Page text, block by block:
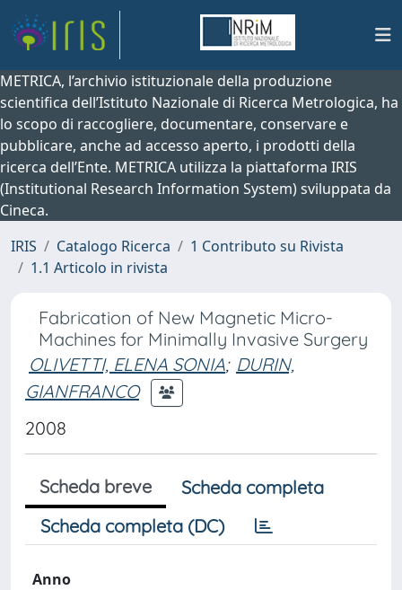
METRICA, l’archivio istituzionale della produzione
scientifica dell’Istituto Nazionale di Ricerca Metrologica, ha
lo scopo di raccogliere, documentare, conservare e
pubblicare, anche ad accesso aperto, i prodotti della
ricerca dell’Ente. METRICA utilizza la piattaforma IRIS
(Institutional Research Information System) sviluppata da
Cineca.
IRIS
Catalogo Ricerca
1 Contributo su Rivista
1.1 Articolo in rivista
Fabrication of New Magnetic Micro-
Machines for Minimally Invasive Surgery
OLIVETTI, ELENA SONIA; DURIN,
GIANFRANCO
2008
Scheda breve
Scheda completa
Scheda completa (DC)
Anno